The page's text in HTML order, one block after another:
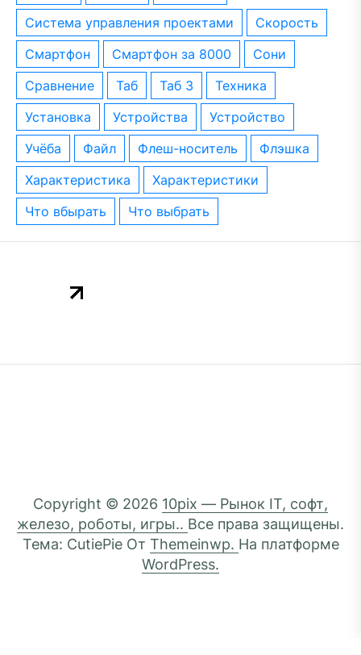
система управления проектами
скорость
смартфон
смартфон за 8000
сони
сравнение
таб таб 3
техника
установка
устройства
устройство
учёба
файл флеш-носитель
флэшка
характеристика
характеристики
что вбырать
что выбрать
Copyright © 2026 10pix — Рынок IT, софт,
железо, роботы, игры.. Все права защищены.
Тема: CutiePie От Themeinwp. На платформе
WordPress.